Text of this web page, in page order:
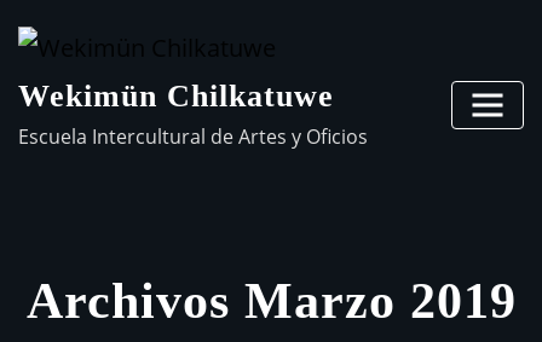
Wekimün Chilkatuwe
Escuela Intercultural de Artes y Oficios
Archivos Marzo 2019